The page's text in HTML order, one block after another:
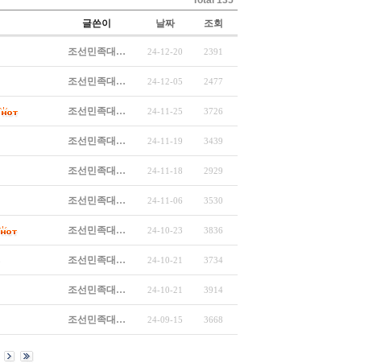
글쓴이 날짜 조회
조선민족대… 24-12-20 2391
조선민족대… 24-12-05 2477
조선민족대… 24-11-25 3726
조선민족대… 24-11-19 3439
조선민족대… 24-11-18 2929
조선민족대… 24-11-06 3530
조선민족대… 24-10-23 3836
조선민족대… 24-10-21 3734
조선민족대… 24-10-21 3914
조선민족대… 24-09-15 3668